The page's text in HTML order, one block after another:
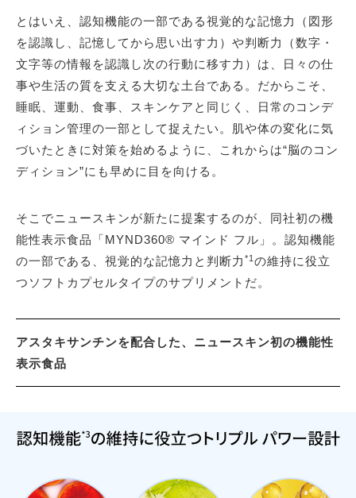
とはいえ、認知機能の一部である視覚的な記憶力（図形
を認識し、記憶してから思い出す力）や判断力（数字・
文字等の情報を認識し次の行動に移す力）は、日々の仕
事や生活の質を支える大切な土台である。だからこそ、
睡眠、運動、食事、スキンケアと同じく、日常のコンデ
ィション管理の一部として捉えたい。肌や体の変化に気
づいたときに対策を始めるように、これからは“脳のコン
ディション”にも早めに目を向ける。
そこでニュースキンが新たに提案するのが、同社初の機
能性表示食品「MYND360® マインド フル」。認知機能
の一部である、視覚的な記憶力と判断力 *1 の維持に役立
つソフトカプセルタイプのサプリメントだ。
アスタキサンチンを配合した、ニュースキン初の機能性
表示食品